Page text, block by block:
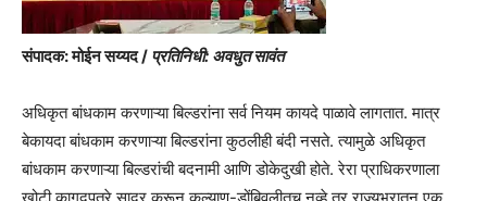
संपादक: मोईन सय्यद / प्रतिनिधी: अवधुत सावंत
अधिकृत बांधकाम करणाऱ्या बिल्डरांना सर्व नियम कायदे पाळावे लागतात. मात्र
बेकायदा बांधकाम करणाऱ्या बिल्डरांना कुठलीही बंदी नसते. त्यामुळे अधिकृत
बांधकाम करणाऱ्या बिल्डरांची बदनामी आणि डोकेदुखी होते. रेरा प्राधिकरणाला